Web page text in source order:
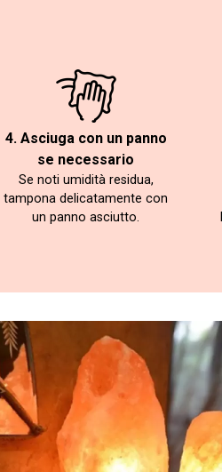
4. Asciuga con un panno
se necessario
Se noti umidità residua,
tampona delicatamente con
un panno asciutto.